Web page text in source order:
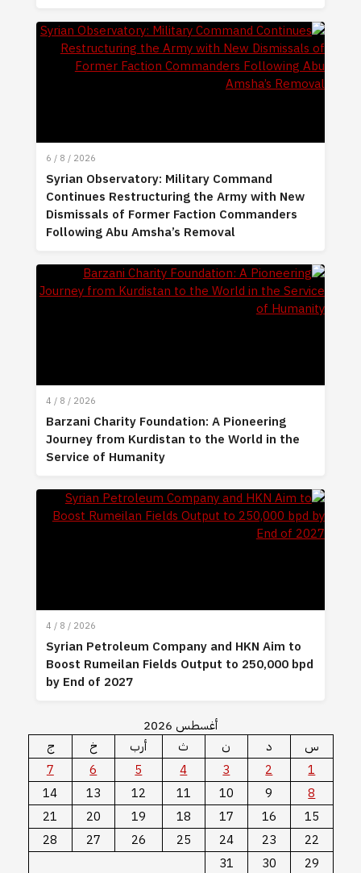
6 / 8 / 2026
Syrian Observatory: Military Command
Continues Restructuring the Army with New
Dismissals of Former Faction Commanders
Following Abu Amsha’s Removal
4 / 8 / 2026
Barzani Charity Foundation: A Pioneering
Journey from Kurdistan to the World in the
Service of Humanity
4 / 8 / 2026
Syrian Petroleum Company and HKN Aim to
Boost Rumeilan Fields Output to 250,000 bpd
by End of 2027
أغسطس 2026
س
د ن ث أرب خ
ج
1
2
3
4
5
6
7
8
9
10
11
12
13
14
15
16
17
18
19
20
21
22
23
24
25
26
27
28
29
30
31